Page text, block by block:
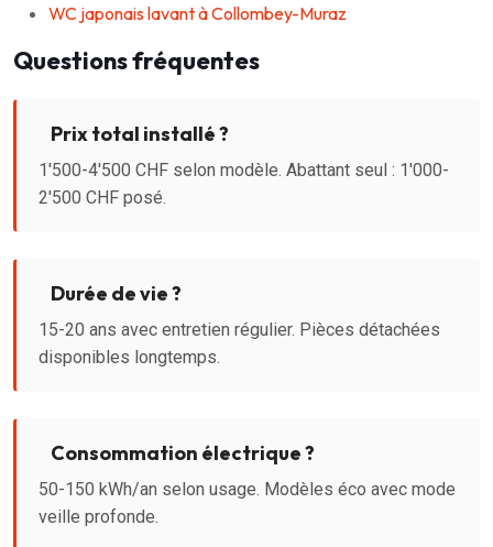
WC japonais lavant à Collombey-Muraz
Questions fréquentes
Prix total installé ?
1'500-4'500 CHF selon modèle. Abattant seul : 1'000-
2'500 CHF posé.
Durée de vie ?
15-20 ans avec entretien régulier. Pièces détachées
disponibles longtemps.
Consommation électrique ?
50-150 kWh/an selon usage. Modèles éco avec mode
veille profonde.